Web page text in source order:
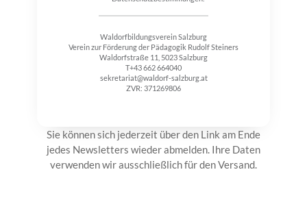
Waldorfbildungsverein Salzburg
Verein zur Förderung der Pädagogik Rudolf Steiners
Waldorfstraße 11, 5023 Salzburg
T+43 662 664040
sekretariat@waldorf-salzburg.at
ZVR: 371269806
Sie können sich jederzeit über den Link am Ende
jedes Newsletters wieder abmelden. Ihre Daten
verwenden wir ausschließlich für den Versand.